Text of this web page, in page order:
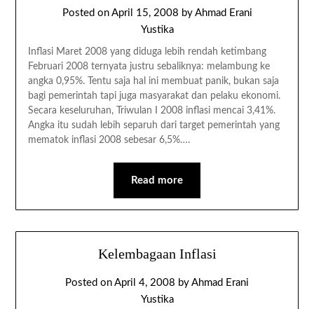
Posted on April 15, 2008 by Ahmad Erani
Yustika
Inflasi Maret 2008 yang diduga lebih rendah ketimbang
Februari 2008 ternyata justru sebaliknya: melambung ke
angka 0,95%. Tentu saja hal ini membuat panik, bukan saja
bagi pemerintah tapi juga masyarakat dan pelaku ekonomi.
Secara keseluruhan, Triwulan I 2008 inflasi mencai 3,41%.
Angka itu sudah lebih separuh dari target pemerintah yang
mematok inflasi 2008 sebesar 6,5%….
Read more
Kelembagaan Inflasi
Posted on April 4, 2008 by Ahmad Erani
Yustika